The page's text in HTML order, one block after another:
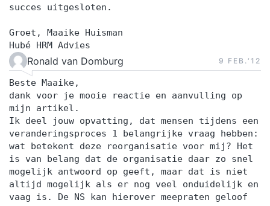
succes uitgesloten.
Groet, Maaike Huisman
Hubé HRM Advies
Ronald van Domburg 9 FEB.‘12
Beste Maaike,
dank voor je mooie reactie en aanvulling op
mijn artikel.
Ik deel jouw opvatting, dat mensen tijdens een
veranderingsproces 1 belangrijke vraag hebben:
wat betekent deze reorganisatie voor mij? Het
is van belang dat de organisatie daar zo snel
mogelijk antwoord op geeft, maar dat is niet
altijd mogelijk als er nog veel onduidelijk en
vaag is. De NS kan hierover meepraten geloof